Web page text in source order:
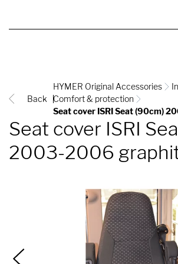
Back
HYMER Original Accessories
Comfort & protection
Seat cover ISRI Seat (90cm)
Seat cover ISRI
2003-2006